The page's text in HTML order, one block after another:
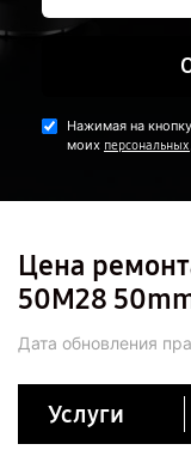
Нажимая на
моих
Цена
50M28
Дата обновления
Услуги